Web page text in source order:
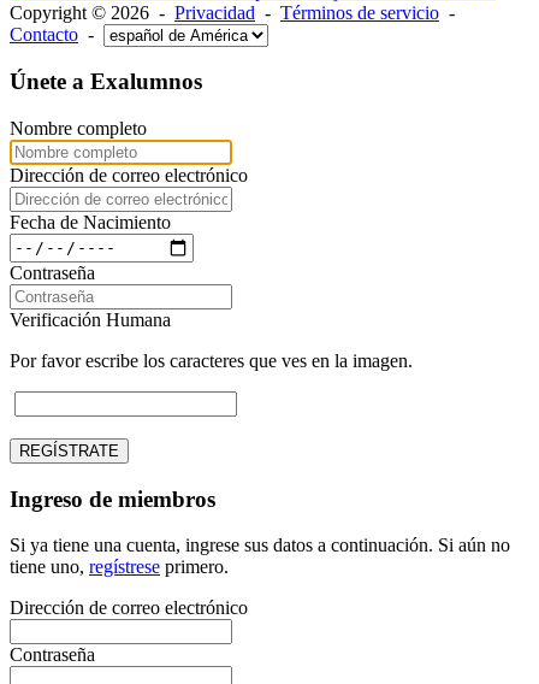
Copyright © 2026 - Privacidad - Términos de servicio -
Contacto -
Únete a Exalumnos
Nombre completo
Dirección de correo electrónico
Fecha de Nacimiento
Contraseña
Verificación Humana
Por favor escribe los caracteres que ves en la imagen.
REGÍSTRATE
Ingreso de miembros
Si ya tiene una cuenta, ingrese sus datos a continuación. Si aún no
tiene uno, regístrese primero.
Dirección de correo electrónico
Contraseña